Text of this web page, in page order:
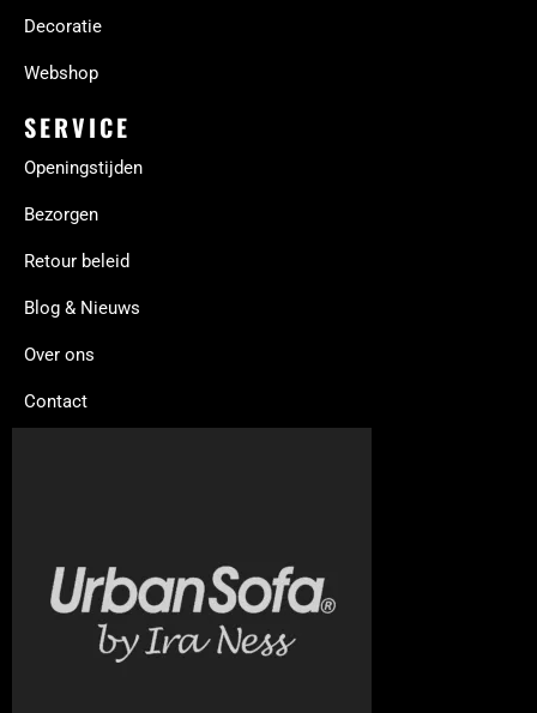
Decoratie
Webshop
SERVICE
Openingstijden
Bezorgen
Retour beleid
Blog & Nieuws
Over ons
Contact